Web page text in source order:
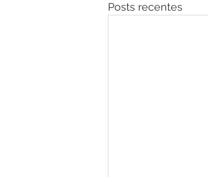
Posts recentes